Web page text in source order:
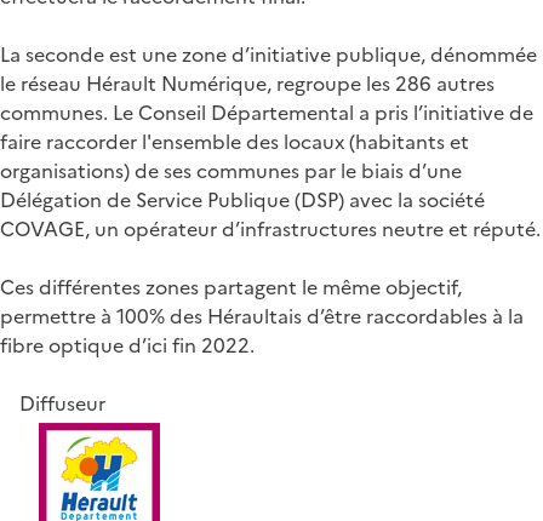
La seconde est une zone d’initiative publique, dénommée
le réseau Hérault Numérique, regroupe les 286 autres
communes. Le Conseil Départemental a pris l’initiative de
faire raccorder l'ensemble des locaux (habitants et
organisations) de ses communes par le biais d’une
Délégation de Service Publique (DSP) avec la société
COVAGE, un opérateur d’infrastructures neutre et réputé.
Ces différentes zones partagent le même objectif,
permettre à 100% des Héraultais d’être raccordables à la
fibre optique d’ici fin 2022.
Diffuseur